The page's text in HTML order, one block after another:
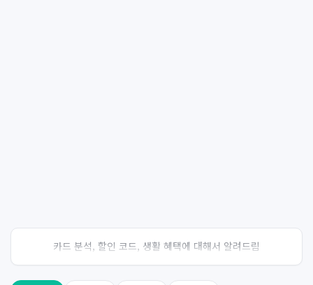
카드 분석, 할인 코드, 생활 혜택에 대해서 알려드림